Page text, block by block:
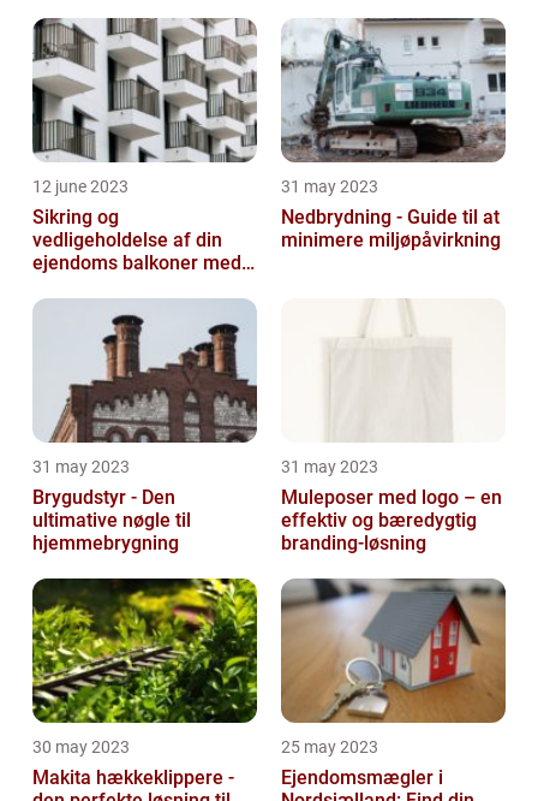
12 june 2023
Sikring og
vedligeholdelse af din
ejendoms balkoner med
31 may 2023
Nedbrydning - Guide til at
minimere miljøpåvirkning
31 may 2023
Brygudstyr - Den
ultimative nøgle til
hjemmebrygning
31 may 2023
Muleposer med logo – en
effektiv og bæredygtig
branding-løsning
30 may 2023
Makita hækkeklippere -
25 may 2023
Ejendomsmægler i